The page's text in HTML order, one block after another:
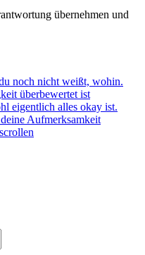
übernehmen und
noch nicht weißt, wohin.
überbewertet ist
eigentlich alles okay ist.
Aufmerksamkeit